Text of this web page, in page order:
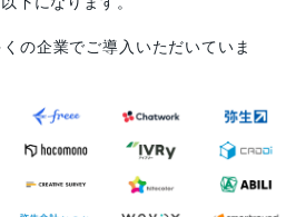
の企業でご導入いただいていま